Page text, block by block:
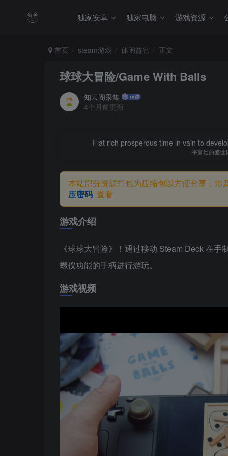
独家安卓 独家电脑 游戏资源
首页 steam游戏 休闲益智 正文
球球大冒险/Game With Balls
知云阁采集
4个月前更新
Flat rich prosperous time in vain to
平富足的盛世
本站部分资源打包为压缩包以方便分享，
压密码 查看
游戏介绍
《球球大冒险》！通过移动 Steam Deck 在
螺仪功能的手柄进行游玩。
游戏视频